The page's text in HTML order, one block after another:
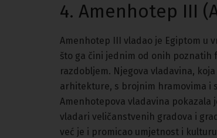
4. Amenhotep III
Amenhotep III vladao je Egiptom u
što ga čini jednim od onih
razdobljem. Njegova vladavina,
arhitekture, s brojnim hramovima i
Amenhotepova vladavina pokazala
vladari veličanstvenih gradova i
već je i promicao umjetnost i